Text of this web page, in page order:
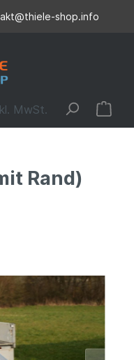
shop.info
MwSt.
Rand)